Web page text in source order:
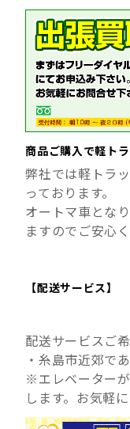
商品ご購入で軽ト
弊社では軽トラ
っております。
オートマ車とな
ますのでご安心
【配送サービス】
配送サービスご
・糸島市近郊で
※エレベーター
します。お気軽